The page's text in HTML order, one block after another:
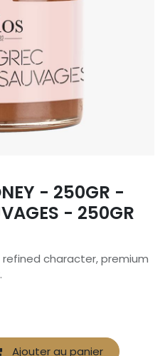
- 250GR -
- 250GR
character, premium
Ajouter au panier